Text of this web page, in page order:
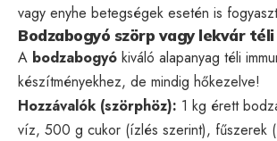
vagy enyhe betegségek esetén is
Bodzabogyó szörp vagy lekvár
A bodzabogyó kiváló alapanyag téli
készítményekhez, de mindig hőkezelve!
Hozzávalók (szörphöz): 1 kg érett
víz, 500 g cukor (ízlés szerint), fűszerek